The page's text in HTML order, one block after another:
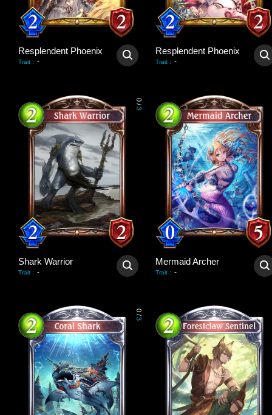
Resplendent Phoenix
Trait : -
Resplendent Phoenix
Trait : -
0
/
3
Shark Warrior
Trait : -
Mermaid Archer
Trait : -
0
/
3